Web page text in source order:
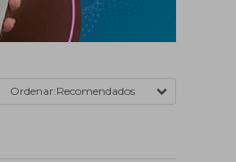
Recomendados